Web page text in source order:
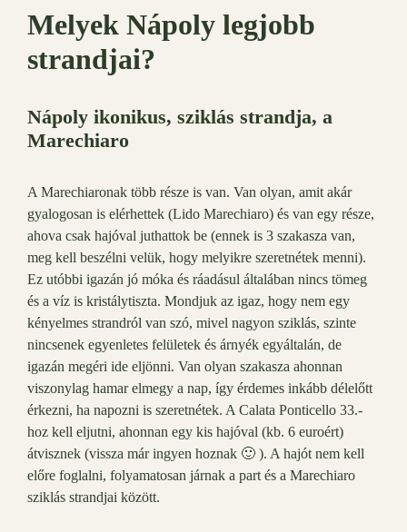
Melyek Nápoly legjobb
strandjai?
Nápoly ikonikus, sziklás strandja, a
Marechiaro
A Marechiaronak több része is van. Van olyan, amit akár
gyalogosan is elérhettek (Lido Marechiaro) és van egy része,
ahova csak hajóval juthattok be (ennek is 3 szakasza van,
meg kell beszélni velük, hogy melyikre szeretnétek menni).
Ez utóbbi igazán jó móka és ráadásul általában nincs tömeg
és a víz is kristálytiszta. Mondjuk az igaz, hogy nem egy
kényelmes strandról van szó, mivel nagyon sziklás, szinte
nincsenek egyenletes felületek és árnyék egyáltalán, de
igazán megéri ide eljönni. Van olyan szakasza ahonnan
viszonylag hamar elmegy a nap, így érdemes inkább délelőtt
érkezni, ha napozni is szeretnétek. A Calata Ponticello 33.-
hoz kell eljutni, ahonnan egy kis hajóval (kb. 6 euroért)
átvisznek (vissza már ingyen hoznak 🙂 ). A hajót nem kell
előre foglalni, folyamatosan járnak a part és a Marechiaro
sziklás strandjai között.